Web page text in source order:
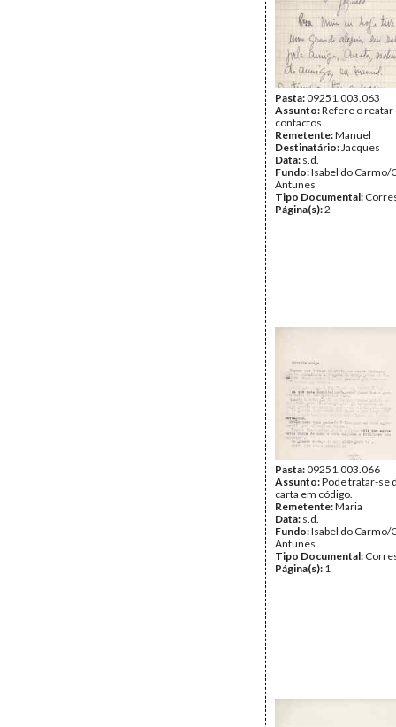
Pasta:09251.003.063
Assunto:Refere o reatar
contactos.
Remetente:Manuel
Destinatário:Jacques
Data: s.d.
Fundo:Isabel do Carmo/
Antunes
Tipo Documental:
Página(s):2
Pasta:09251.003.066
Assunto:Pode tratar-se
carta em código.
Remetente:Maria
Data: s.d.
Fundo:Isabel do Carmo/
Antunes
Tipo Documental:
Página(s): 1